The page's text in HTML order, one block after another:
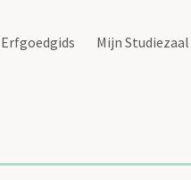
Erfgoedgids Mijn Studiezaal